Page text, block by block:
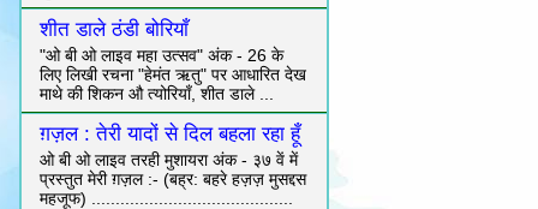
शीत डाले ठंडी बोरियाँ
"ओ बी ओ लाइव महा उत्सव" अंक - 26 के
लिए लिखी रचना "हेमंत ऋतु" पर आधारित देख
माथे की शिकन औ त्योरियाँ, शीत डाले ...
ग़ज़ल : तेरी यादों से दिल बहला रहा हूँ
ओ बी ओ लाइव तरही मुशायरा अंक - ३७ वें में
प्रस्तुत मेरी ग़ज़ल :- (बह्र: बहरे हज़ज़ मुसद्दस
महजूफ) ..........................................